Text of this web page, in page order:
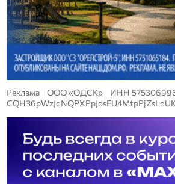
Реклама ООО «ОДСК» ИНН